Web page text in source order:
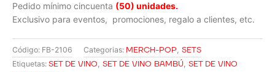
Pedido mínimo cincuenta (50) unidades.
Exclusivo para eventos, promociones, regalo a clientes, etc.
Código: FB-2106 Categorias: MERCH-POP, SETS
Etiquetas: SET DE VINO, SET DE VINO BAMBÚ, SET DE VINO